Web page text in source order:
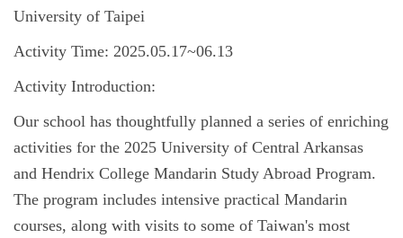
University of Taipei
Activity Time: 2025.05.17~06.13
Activity Introduction:
Our school has thoughtfully planned a series of enriching
activities for the 2025 University of Central Arkansas
and Hendrix College Mandarin Study Abroad Program.
The program includes intensive practical Mandarin
courses, along with visits to some of Taiwan's most